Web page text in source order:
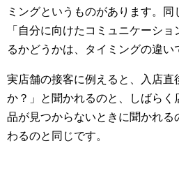
ミングというものがあります。同
「自分に向けたコミュニケーシ
るかどうかは、タイミングの違い
実店舗の接客に例えると、入店直
か？」と聞かれるのと、しばらく
品が見つからないときに聞かれる
わるのと同じです。